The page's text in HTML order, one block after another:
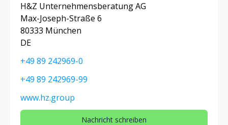
H&Z Unternehmensberatung AG
Max-Joseph-Straße 6
80333 München
DE
+49 89 242969-0
+49 89 242969-99
www.hz.group
Nachricht schreiben